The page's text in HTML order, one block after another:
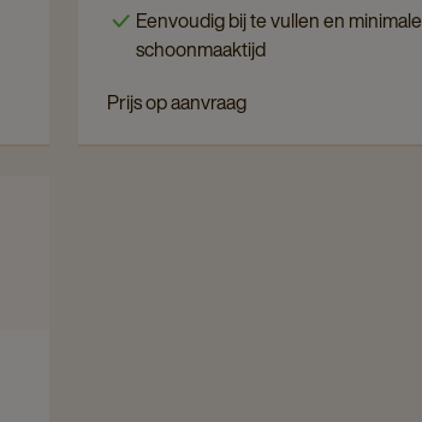
Eenvoudig bij te vullen en minimale
schoonmaaktijd
Prijs op aanvraag